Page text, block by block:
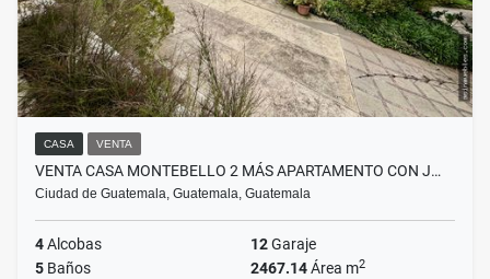
CASA VENTA
VENTA CASA MONTEBELLO 2 MÁS APARTAMENTO CON J…
Ciudad de Guatemala, Guatemala, Guatemala
4Alcobas 12Garaje
5 Baños 2467.14Área m2